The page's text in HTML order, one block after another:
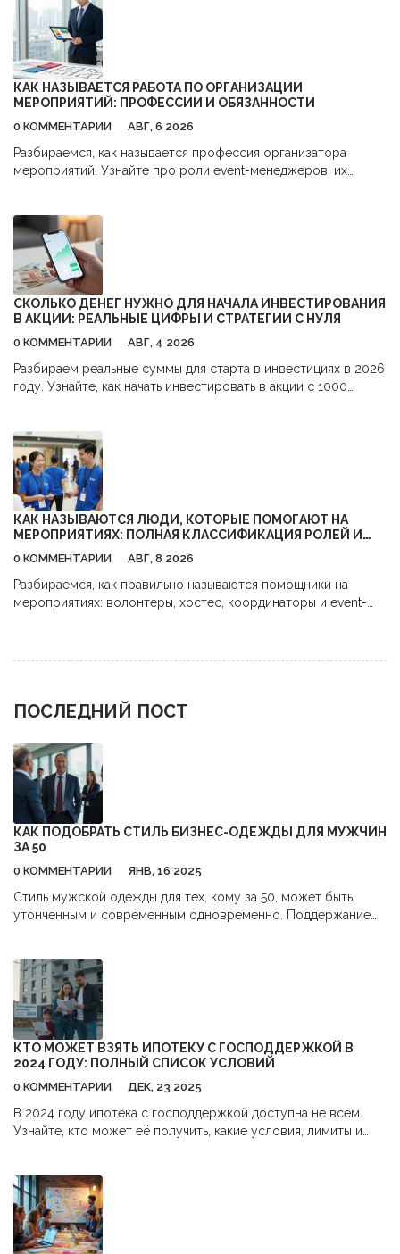
КАК НАЗЫВАЕТСЯ РАБОТА ПО ОРГАНИЗАЦИИ
МЕРОПРИЯТИЙ: ПРОФЕССИИ И ОБЯЗАННОСТИ
0 КОММЕНТАРИИ АВГ, 6 2026
Разбираемся, как называется профессия организатора
мероприятий. Узнайте про роли event-менеджеров, их
СКОЛЬКО ДЕНЕГ НУЖНО ДЛЯ НАЧАЛА ИНВЕСТИРОВАНИЯ
В АКЦИИ: РЕАЛЬНЫЕ ЦИФРЫ И СТРАТЕГИИ С НУЛЯ
0 КОММЕНТАРИИ АВГ, 4 2026
Разбираем реальные суммы для старта в инвестициях в 2026
году. Узнайте, как начать инвестировать в акции с 1000
КАК НАЗЫВАЮТСЯ ЛЮДИ, КОТОРЫЕ ПОМОГАЮТ НА
МЕРОПРИЯТИЯХ: ПОЛНАЯ КЛАССИФИКАЦИЯ РОЛЕЙ И
0 КОММЕНТАРИИ АВГ, 8 2026
Разбираемся, как правильно называются помощники на
мероприятиях: волонтеры, хостес, координаторы и event-
ПОСЛЕДНИЙ ПОСТ
КАК ПОДОБРАТЬ СТИЛЬ БИЗНЕС-ОДЕЖДЫ ДЛЯ МУЖЧИН
ЗА 50
0 КОММЕНТАРИИ ЯНВ, 16 2025
Стиль мужской одежды для тех, кому за 50, может быть
утонченным и современным одновременно. Поддержание
требуют соблюдения определенного дресс-кода, что может
выглядеть стильно и профессионально. В этой статье мы
рассмотрим основные элементы гардероба и дадим
рекомендации по их сочетанию. Узнайте, как создать
стильный и функциональный образ для зрелого мужчины.
КТО МОЖЕТ ВЗЯТЬ ИПОТЕКУ С ГОСПОДДЕРЖКОЙ В
2024 ГОДУ: ПОЛНЫЙ СПИСОК УСЛОВИЙ
0 КОММЕНТАРИИ ДЕК, 23 2025
В 2024 году ипотека с господдержкой доступна не всем.
Узнайте, кто может её получить, какие условия, лимиты и